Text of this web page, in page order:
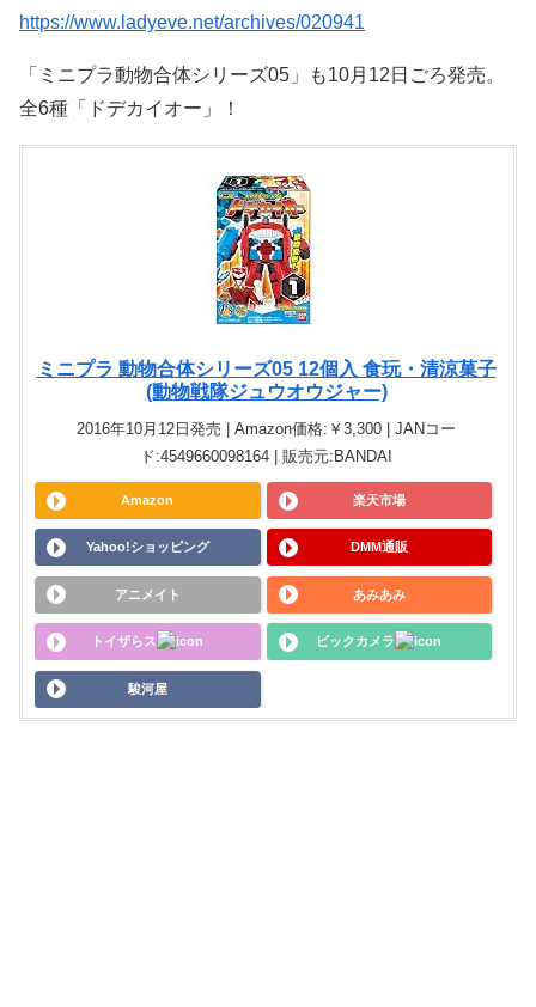
https://www.ladyeve.net/archives/020941
「ミニプラ動物合体シリーズ05」も10月12日ごろ発売。
全6種「ドデカイオー」！
ミニプラ 動物合体シリーズ05 12個入 食玩・清涼菓子
(動物戦隊ジュウオウジャー)
2016年10月12日発売 | Amazon価格:￥3,300 | JANコー
ド:4549660098164 | 販売元:BANDAI
Amazon 楽天市場
Yahoo!ショッピング DMM通販
アニメイト あみあみ
トイザらス ビックカメラ
駿河屋